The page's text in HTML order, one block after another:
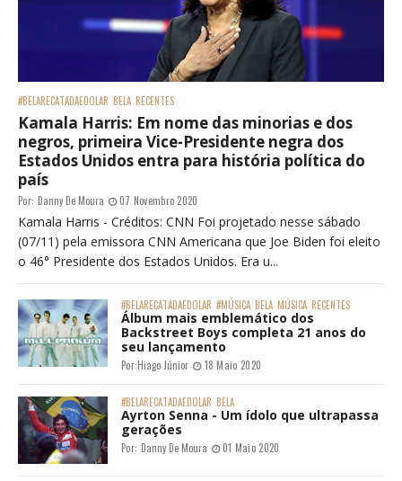
#BELARECATADAEDOLAR BELA RECENTES
Kamala Harris: Em nome das minorias e dos
negros, primeira Vice-Presidente negra dos
Estados Unidos entra para história política do
país
Por: Danny De Moura 07 Novembro 2020
Kamala Harris - Créditos: CNN Foi projetado nesse sábado
(07/11) pela emissora CNN Americana que Joe Biden foi eleito
o 46° Presidente dos Estados Unidos. Era u...
#BELARECATADAEDOLAR #MÚSICA BELA MÚSICA RECENTES
Álbum mais emblemático dos
Backstreet Boys completa 21 anos do
seu lançamento
Por:Hiago Júnior 18 Maio 2020
#BELARECATADAEDOLAR BELA
Ayrton Senna - Um ídolo que ultrapassa
gerações
Por: Danny De Moura 01 Maio 2020